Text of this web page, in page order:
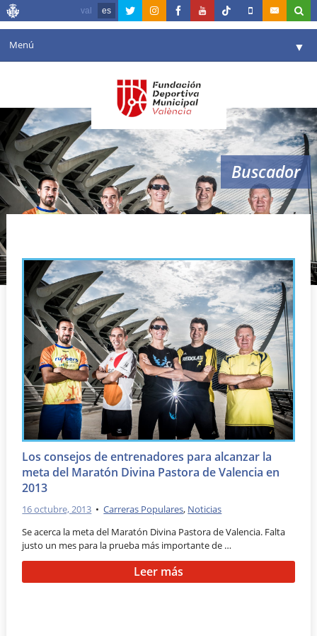
val es
Menú ▼
Agenda
Instalaciones ▼
Comunicación ▼
Valencia en deporte ▼
Reservas
Buscador
entrenador
Los consejos de entrenadores para alcanzar la
meta del Maratón Divina Pastora de Valencia en
2013
16 octubre, 2013 •Carreras Populares, Noticias
Se acerca la meta del Maratón Divina Pastora de Valencia. Falta
justo un mes para la prueba más importante de …
Leer más